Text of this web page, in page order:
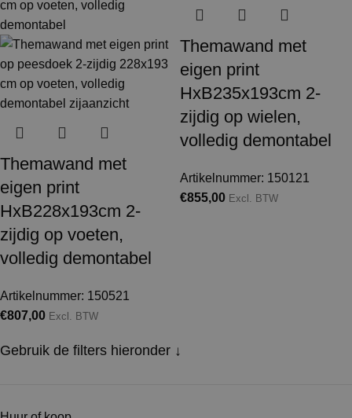
Gebruik de filters hieronder ↓
Themawand met
eigen print
HxB228x193cm 2-
zijdig op voeten,
volledig demontabel
Artikelnummer: 150521
€807,00 Excl. BTW
Themawand met
eigen print
HxB235x193cm 2-
zijdig op wielen,
volledig demontabel
Artikelnummer: 150121
€855,00 Excl. BTW